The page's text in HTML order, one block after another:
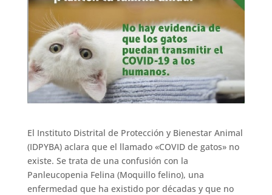
El Instituto Distrital de Protección y Bienestar Animal
(IDPYBA) aclara que el llamado «COVID de gatos» no
existe. Se trata de una confusión con la
Panleucopenia Felina (Moquillo felino), una
enfermedad que ha existido por décadas y que no